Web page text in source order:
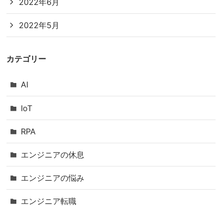
2022年5月
カテゴリー
AI
IoT
RPA
エンジニアの休息
エンジニアの悩み
エンジニア転職